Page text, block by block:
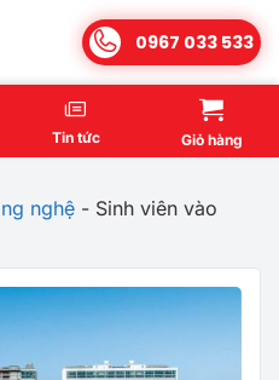
Tin tức Giỏ hàng
0967 033 533
nghệ - Sinh viên vào